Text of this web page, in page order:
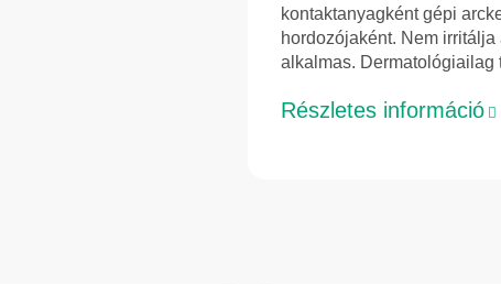
kontaktanyagként gépi
hordozójaként. Nem
alkalmas. Dermatológiailag
Részletes információ